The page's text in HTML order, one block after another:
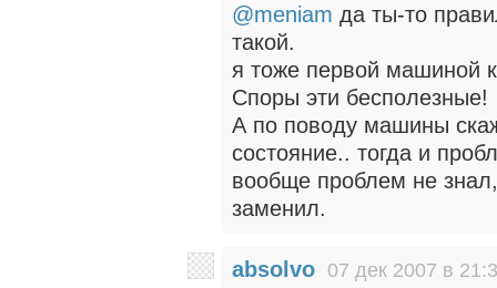
@meniam да ты-то
такой.
я тоже первой машиной
Споры эти бесполезные!
А по поводу машины
состояние.. тогда и
вообще проблем не знал,
заменил.
absolvo 07 дек 2007 в